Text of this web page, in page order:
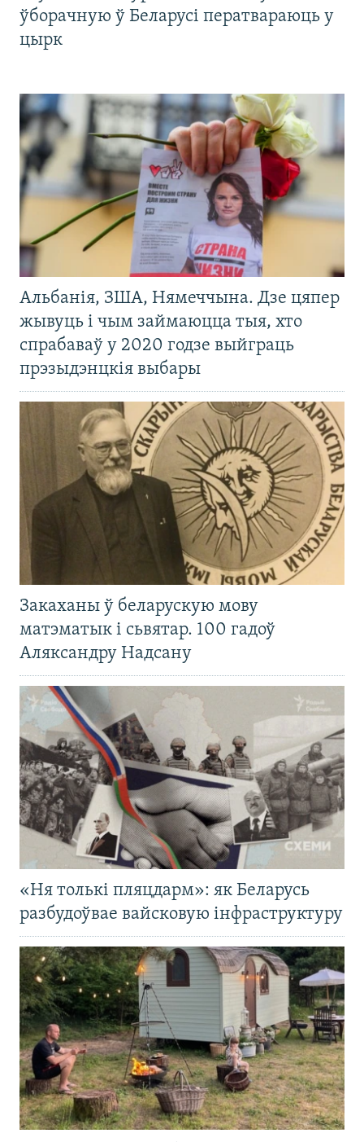
ўборачную ў Беларусі ператвараюць у
цырк
Альбанія, ЗША, Нямеччына. Дзе цяпер
жывуць і чым займаюцца тыя, хто
спрабаваў у 2020 годзе выйграць
прэзыдэнцкія выбары
Закаханы ў беларускую мову
матэматык і сьвятар. 100 гадоў
Аляксандру Надсану
«Ня толькі пляцдарм»: як Беларусь
разбудоўвае вайсковую інфраструктуру